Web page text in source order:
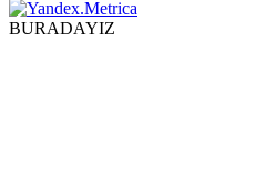
BURADAYIZ